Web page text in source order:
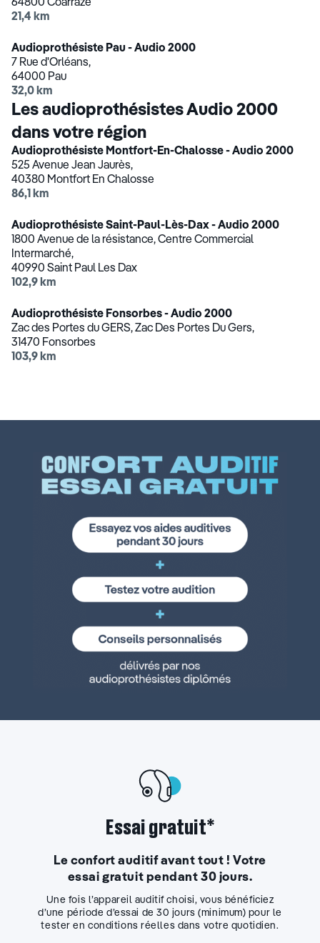
21,4 km
Audioprothésiste Pau - Audio 2000
7 Rue d'Orléans,
64000 Pau
32,0 km
Les audioprothésistes Audio 2000
dans votre région
Audioprothésiste Montfort-En-Chalosse - Audio 2000
525 Avenue Jean Jaurès,
40380 Montfort En Chalosse
86,1 km
Audioprothésiste Saint-Paul-Lès-Dax - Audio 2000
1800 Avenue de la résistance, Centre Commercial
Intermarché,
40990 Saint Paul Les Dax
102,9 km
Audioprothésiste Fonsorbes - Audio 2000
Zac des Portes du GERS, Zac Des Portes Du Gers,
31470 Fonsorbes
103,9 km
Essai gratuit*
Le confort auditif avant tout ! Votre
essai gratuit pendant 30 jours.
Une fois l’appareil auditif choisi, vous bénéficiez
d’une période d’essai de 30 jours (minimum) pour le
tester en conditions réelles dans votre quotidien.